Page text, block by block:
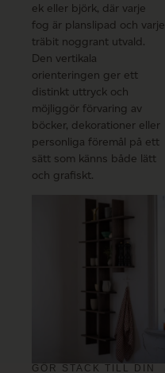
ek eller björk, där varje
fog är planslipad och varje
träbit noggrant utvald.
Den vertikala
orienteringen ger ett
distinkt uttryck och
möjliggör förvaring av
böcker, dekorationer eller
personliga föremål på ett
sätt som känns både lätt
och grafiskt.
GÖR STACK TILL DIN